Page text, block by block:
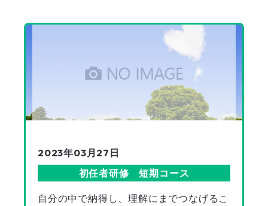
2023年03月27日
初任者研修 短期コース
自分の中で納得し、理解にまでつなげるこ